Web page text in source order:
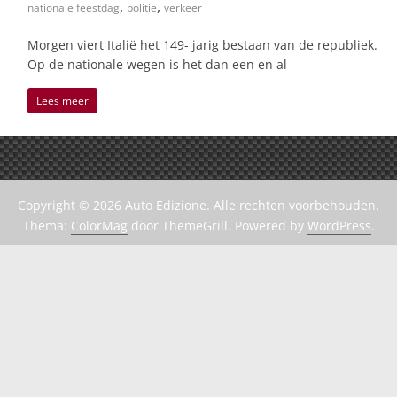
nationale feestdag, politie, verkeer
Morgen viert Italië het 149- jarig bestaan van de republiek.
Op de nationale wegen is het dan een en al
Lees meer
Copyright © 2026 Auto Edizione. Alle rechten voorbehouden.
Thema: ColorMag door ThemeGrill. Powered by WordPress.